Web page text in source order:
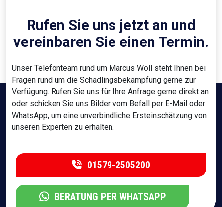
Rufen Sie uns jetzt an und
vereinbaren Sie einen Termin.
Unser Telefonteam rund um Marcus Wöll steht Ihnen bei
Fragen rund um die Schädlingsbekämpfung gerne zur
Verfügung. Rufen Sie uns für Ihre Anfrage gerne direkt an
oder schicken Sie uns Bilder vom Befall per E-Mail oder
WhatsApp, um eine unverbindliche Ersteinschätzung von
unseren Experten zu erhalten.
01579-2505200
BERATUNG PER WHATSAPP